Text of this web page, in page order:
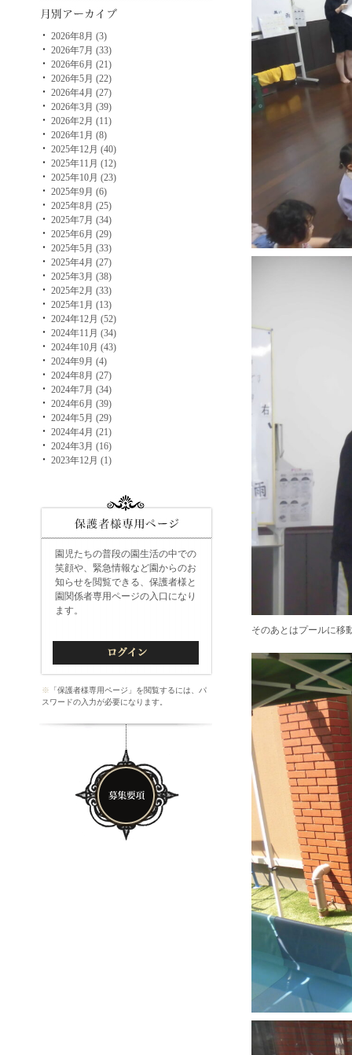
2026年8月 (3)
2026年7月 (33)
2026年6月 (21)
2026年5月 (22)
2026年4月 (27)
2026年3月 (39)
2026年2月 (11)
2026年1月 (8)
2025年12月 (40)
2025年11月 (12)
2025年10月 (23)
2025年9月 (6)
2025年8月 (25)
2025年7月 (34)
2025年6月 (29)
2025年5月 (33)
2025年4月 (27)
2025年3月 (38)
2025年2月 (33)
2025年1月 (13)
2024年12月 (52)
2024年11月 (34)
2024年10月 (43)
2024年9月 (4)
2024年8月 (27)
2024年7月 (34)
2024年6月 (39)
2024年5月 (29)
2024年4月 (21)
2024年3月 (16)
2023年12月 (1)
園児たちの普段の園生活の中での
笑顔や、緊急情報など園からのお
知らせを閲覧できる、保護者様と
園関係者専用ページの入口になり
ます。
※ 「保護者様専用ページ」を閲覧するには、パ
スワードの入力が必要になります。
そのあとはプールに移